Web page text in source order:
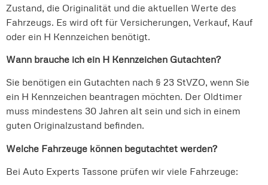
Zustand, die Originalität und die aktuellen Werte des
Fahrzeugs. Es wird oft für Versicherungen, Verkauf, Kauf
oder ein H Kennzeichen benötigt.
Wann brauche ich ein H Kennzeichen Gutachten?
Sie benötigen ein Gutachten nach § 23 StVZO, wenn Sie
ein H Kennzeichen beantragen möchten. Der Oldtimer
muss mindestens 30 Jahren alt sein und sich in einem
guten Originalzustand befinden.
Welche Fahrzeuge können begutachtet werden?
Bei Auto Experts Tassone prüfen wir viele Fahrzeuge: